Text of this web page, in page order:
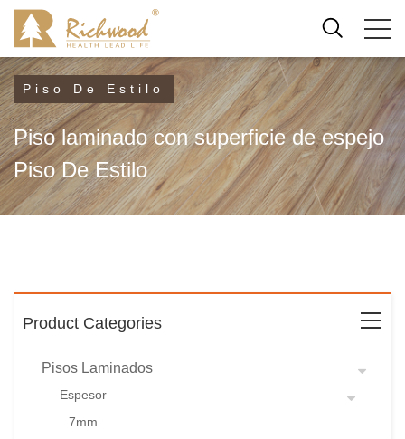
Piso De Estilo
Piso laminado con superficie de espejo
Piso De Estilo
Product Categories
Pisos Laminados
Espesor
7mm